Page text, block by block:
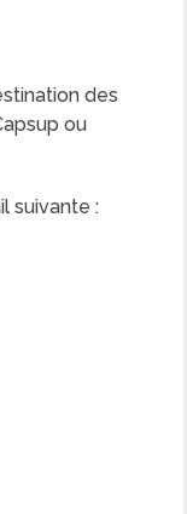
des
ou
suivante :